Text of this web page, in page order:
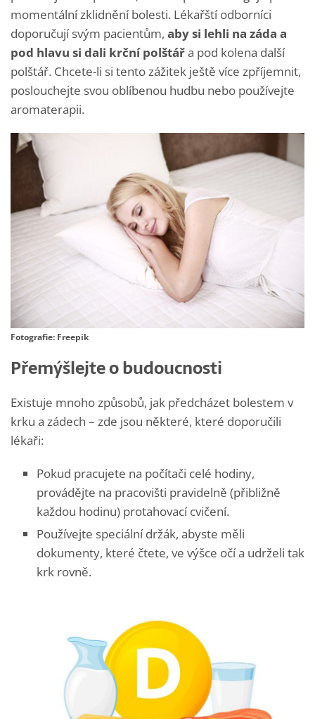
momentální zklidnění bolesti. Lékařští odborníci
doporučují svým pacientům, aby si lehli na záda a
pod hlavu si dali krční polštářa pod kolena další
polštář. Chcete-li si tento zážitek ještě více zpříjemnit,
poslouchejte svou oblíbenou hudbu nebo používejte
aromaterapii.
Fotografie: Freepik
Přemýšlejte o budoucnosti
Existuje mnoho způsobů, jak předcházet bolestem v
krku a zádech – zde jsou některé, které doporučili
lékaři:
Pokud pracujete na počítači celé hodiny,
provádějte na pracovišti pravidelně (přibližně
každou hodinu) protahovací cvičení.
Používejte speciální držák, abyste měli
dokumenty, které čtete, ve výšce očí a udrželi tak
krk rovně.